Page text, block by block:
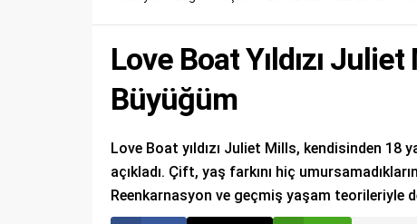
Love Boat Yıldızı
Büyüğüm
Love Boat yıldızı Juliet Mills, kendisinden 18
açıkladı. Çift, yaş farkını hiç
Reenkarnasyon ve geçmiş yaşam teorileriyle